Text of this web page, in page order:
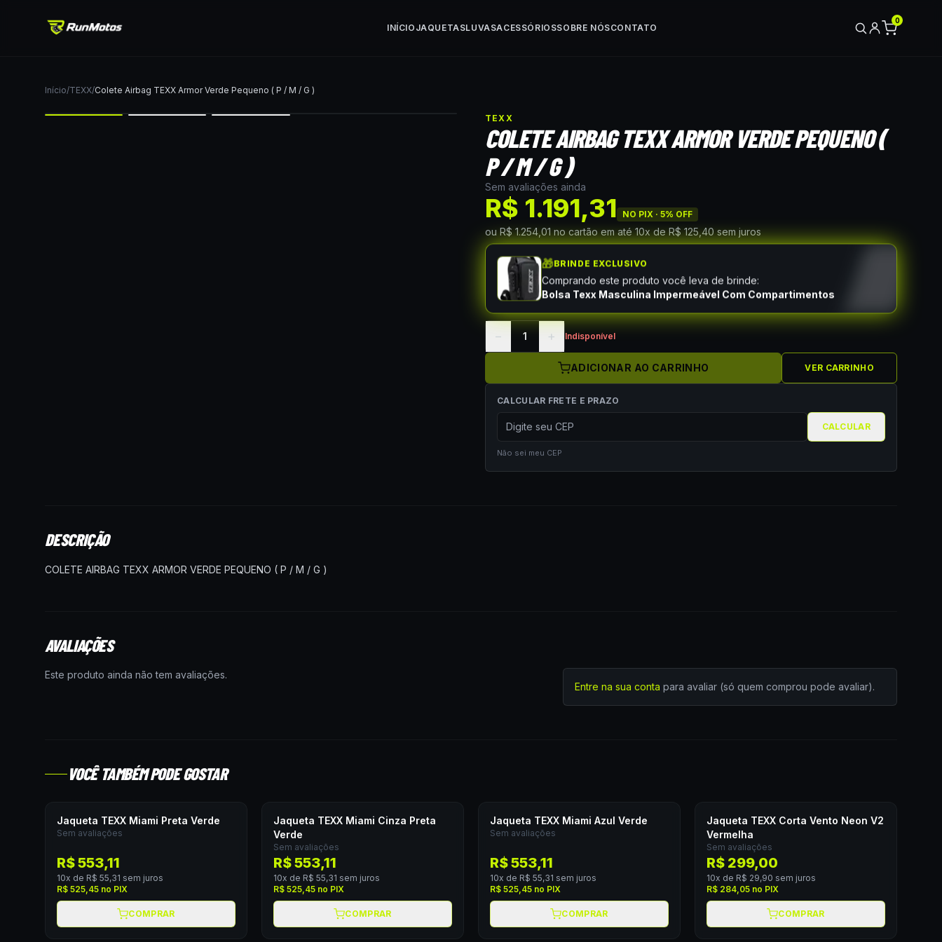
INÍCIO JAQUETASLUVASACESSÓRIOSSOBRE NÓSCONTATO
0
Início/TEXX/Colete Airbag TEXX Armor Verde Pequeno ( P / M / G )
TEXX
COLETE AIRBAG TEXX ARMOR VERDE PEQUENO (
P / M / G )
Sem avaliações ainda
R$ 1.191,31 NO PIX · 5% OFF
ou R$ 1.254,01 no cartão em até 10x de R$ 125,40 sem juros
🎁BRINDE EXCLUSIVO
Comprando este produto você leva de brinde:
Bolsa Texx Masculina Impermeável Com Compartimentos
− 1 + Indisponível
ADICIONAR AO CARRINHO VER CARRINHO
CALCULAR FRETE E PRAZO
CALCULAR
Não sei meu CEP
DESCRIÇÃO
COLETE AIRBAG TEXX ARMOR VERDE PEQUENO ( P / M / G )
AVALIAÇÕES
Este produto ainda não tem avaliações.
Entre na sua conta para avaliar (só quem comprou pode avaliar).
VOCÊ TAMBÉM PODE GOSTAR
Jaqueta TEXX Miami Preta Verde
Sem avaliações
R$ 553,11
10x de R$ 55,31 sem juros
R$ 525,45 no PIX
COMPRAR
Jaqueta TEXX Miami Cinza Preta
Verde
Sem avaliações
R$ 553,11
10x de R$ 55,31 sem juros
R$ 525,45 no PIX
COMPRAR
Jaqueta TEXX Miami Azul Verde
Sem avaliações
R$ 553,11
10x de R$ 55,31 sem juros
R$ 525,45 no PIX
COMPRAR
Jaqueta TEXX Corta Vento Neon V2
Vermelha
Sem avaliações
R$ 299,00
10x de R$ 29,90 sem juros
R$ 284,05 no PIX
COMPRAR